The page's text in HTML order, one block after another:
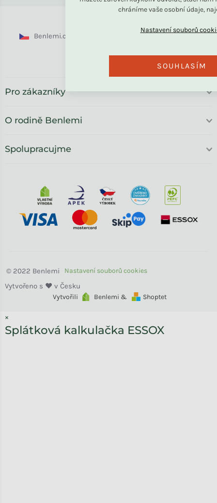
chráníme vaše osobní údaje,
SOUHLASÍM
Benlemi.cz Benlemi.com
Benlemi.ro
Pro zákazníky
O rodině Benlemi
Spolupracujme
Vytvořili Benlemi & Shoptet
Benlemi
×
Splátková kalkulačka ESSOX